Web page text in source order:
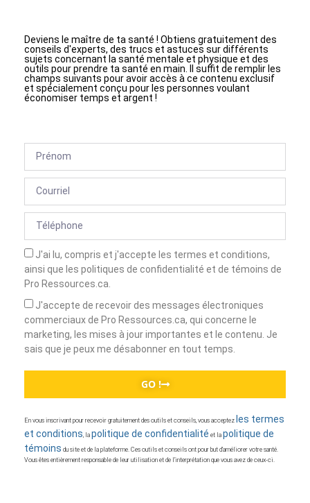
Deviens le maître de ta santé ! Obtiens gratuitement des
conseils d'experts, des trucs et astuces sur différents
sujets concernant la santé mentale et physique et des
outils pour prendre ta santé en main. Il suffit de remplir les
champs suivants pour avoir accès à ce contenu exclusif
et spécialement conçu pour les personnes voulant
économiser temps et argent !
J'ai lu, compris et j'accepte les termes et conditions,
ainsi que les politiques de confidentialité et de témoins de
Pro Ressources.ca.
J'accepte de recevoir des messages électroniques
commerciaux de Pro Ressources.ca, qui concerne le
marketing, les mises à jour importantes et le contenu. Je
sais que je peux me désabonner en tout temps.
GO !
En vous inscrivant pour recevoir gratuitement des outils et conseils, vous acceptez les termes
et conditions , la politique de confidentialité et la politique de
témoins du site et de la plateforme. Ces outils et conseils ont pour but d’améliorer votre santé.
Vous êtes entièrement responsable de leur utilisation et de l’interprétation que vous avez de ceux-ci.